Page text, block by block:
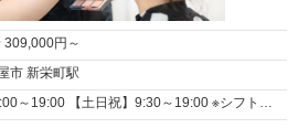
309,000円～
市 新栄町駅
【平日】10:00～19:00 【土日祝】9:30～19:00 ※シフト…